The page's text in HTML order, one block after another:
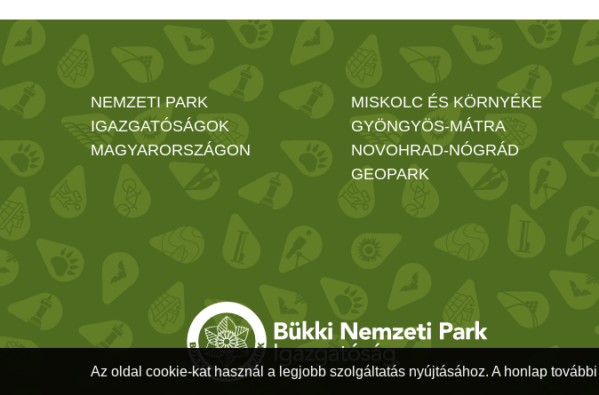
NEMZETI PARK
IGAZGATÓSÁGOK
MAGYARORSZÁGON
MISKOLC ÉS KÖRNYÉKE
GYÖNGYÖS-MÁTRA
NOVOHRAD-NÓGRÁD
GEOPARK
Az oldal cookie-kat használ a legjobb szolgáltatás nyújtásához. A honlap